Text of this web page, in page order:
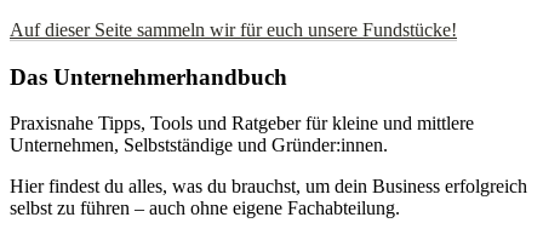
Auf dieser Seite sammeln wir für euch unsere Fundstücke!
Das Unternehmerhandbuch
Praxisnahe Tipps, Tools und Ratgeber für kleine und mittlere
Unternehmen, Selbstständige und Gründer:innen.
Hier findest du alles, was du brauchst, um dein Business erfolgreich
selbst zu führen – auch ohne eigene Fachabteilung.